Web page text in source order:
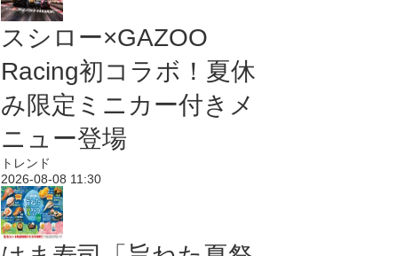
スシロー×GAZOO
Racing初コラボ！夏休
み限定ミニカー付きメ
ニュー登場
トレンド
2026-08-08 11:30